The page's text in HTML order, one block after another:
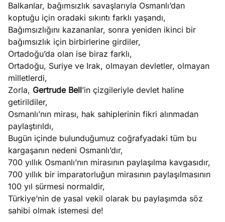
Balkanlar, bağımsızlık savaşlarıyla Osmanlı’dan
koptuğu için oradaki sıkıntı farklı yaşandı,
Bağımsızlığını kazananlar, sonra yeniden ikinci bir
bağımsızlık için birbirlerine girdiler,
Ortadoğu’da olan ise biraz farklı,
Ortadoğu, Suriye ve Irak, olmayan devletler, olmayan
milletlerdi,
Zorla, Gertrude Bell’in çizgileriyle devlet haline
getirildiler,
Osmanlı’nın mirası, hak sahiplerinin fikri alınmadan
paylaştırıldı,
Bugün içinde bulunduğumuz coğrafyadaki tüm bu
kargaşanın nedeni Osmanlı’dır,
700 yıllık Osmanlı’nın mirasının paylaşılma kavgasıdır,
700 yıllık bir imparatorluğun mirasının paylaşılmasının
100 yıl sürmesi normaldir,
Türkiye’nin de yasal vekil olarak bu paylaşımda söz
sahibi olmak istemesi de!